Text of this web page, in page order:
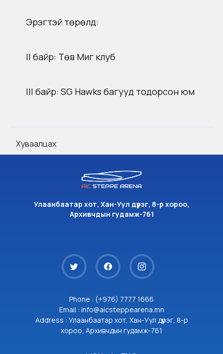
Эрэгтэй төрөлд:
II байр: Төв Миг клуб
III байр: SG Hawks багууд тодорсон юм
Хуваалцах
Улаанбаатар хот, Хан-Уул дүүрэг, 8-р хороо,
Архивчдын гудамж-761
Phone : (+976) 7777 1666
Email : info@aicsteppearena.mn
Address : Улаанбаатар хот, Хан-Уул дүүрэг, 8-р
хороо, Архивчдын гудамж-761